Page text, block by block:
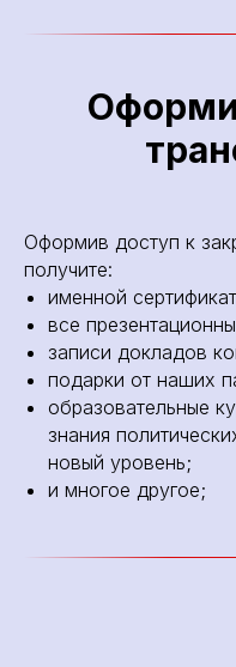
Оформив доступ к
получите:
именной
все
записи докладов
подарки от наших
образовательные
знания
новый уровень;
и многое другое;